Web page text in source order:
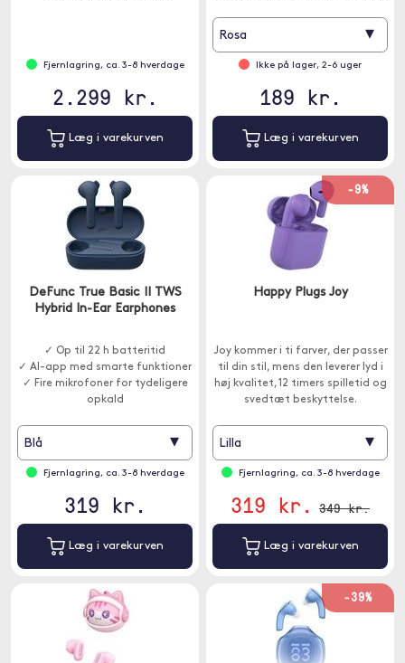
Fjernlagring, ca. 3-8 hverdage
2.299 kr.
Læg i varekurven
Rosa ▾
Ikke på lager, 2-6 uger
189 kr.
Læg i varekurven
DeFunc True Basic II TWS
Hybrid In-Ear Earphones
✓ Op til 22 h batteritid
✓ AI-app med smarte funktioner
✓ Fire mikrofoner for tydeligere
opkald
Blå ▾
Fjernlagring, ca. 3-8 hverdage
319 kr.
Læg i varekurven
-9%
Happy Plugs Joy
Joy kommer i ti farver, der passer
til din stil, mens den leverer lyd i
høj kvalitet, 12 timers spilletid og
svedtæt beskyttelse.
Lilla ▾
Fjernlagring, ca. 3-8 hverdage
319 kr. 349 kr.
Læg i varekurven
-39%